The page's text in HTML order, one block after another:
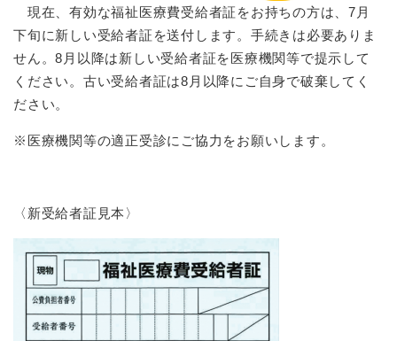
現在、有効な福祉医療費受給者証をお持ちの方は、7月
下旬に新しい受給者証を送付します。手続きは必要ありま
せん。8月以降は新しい受給者証を医療機関等で提示して
ください。古い受給者証は8月以降にご自身で破棄してく
ださい。
※医療機関等の適正受診にご協力をお願いします。
〈新受給者証見本〉